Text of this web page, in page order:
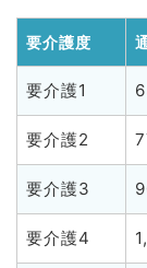
要介護度
要介護1
要介護2
要介護3
要介護4